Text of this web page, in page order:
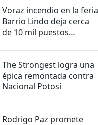
Voraz incendio en la feria
Barrio Lindo deja cerca
de 10 mil puestos
The Strongest logra una
épica remontada contra
Nacional Potosí
Rodrigo Paz promete